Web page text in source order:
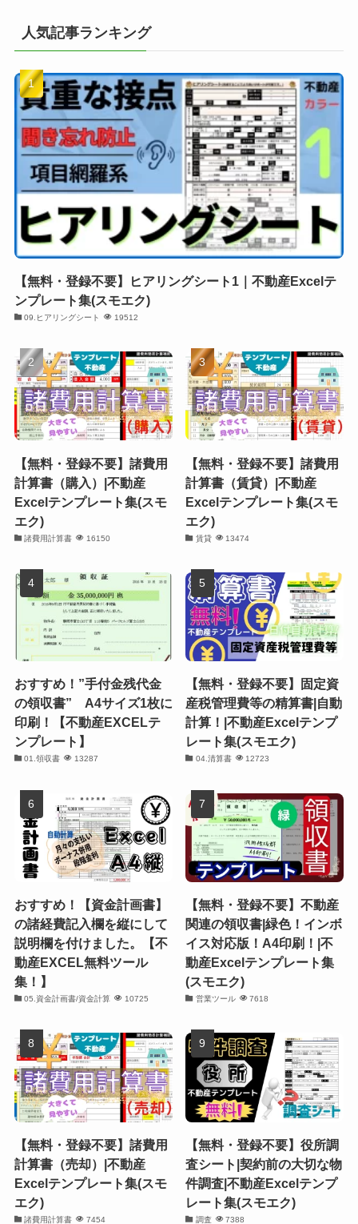
人気記事ランキング
【無料・登録不要】ヒアリングシート1｜不動産Excelテ
ンプレート集(スモエク)
09.ヒアリングシート 19512
【無料・登録不要】諸費用
計算書（購入）|不動産
Excelテンプレート集(スモ
エク)
諸費用計算書 16150
【無料・登録不要】諸費用
計算書（賃貸）|不動産
Excelテンプレート集(スモ
エク)
賃貸 13474
おすすめ！”手付金残代金
の領収書” A4サイズ1枚に
印刷！【不動産EXCELテ
ンプレート】
01.領収書 13287
【無料・登録不要】固定資
産税管理費等の精算書|自動
計算！|不動産Excelテンプ
レート集(スモエク)
04.清算書 12723
おすすめ！【資金計画書】
の諸経費記入欄を縦にして
説明欄を付けました。【不
動産EXCEL無料ツール
集！】
05.資金計画書/資金計算 10725
【無料・登録不要】不動産
関連の領収書|緑色！インボ
イス対応版！A4印刷！|不
動産Excelテンプレート集
(スモエク)
営業ツール 7618
【無料・登録不要】諸費用
計算書（売却）|不動産
Excelテンプレート集(スモ
エク)
諸費用計算書 7454
【無料・登録不要】役所調
査シート|契約前の大切な物
件調査|不動産Excelテンプ
レート集(スモエク)
調査 7388